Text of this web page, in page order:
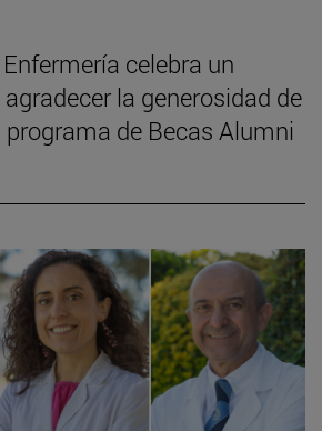
celebra un
la generosidad de
de Becas Alumni